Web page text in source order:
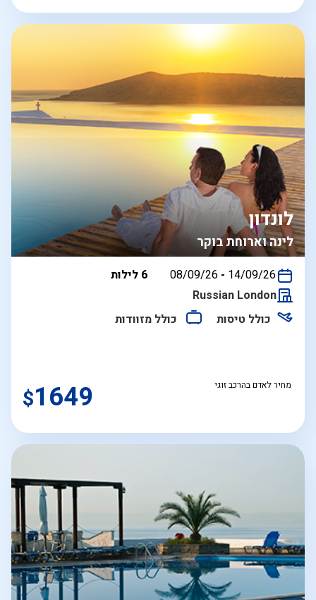
לינה וארוחת בוקר
לונדון
בין
08/09/26 - 14/09/26
6 לילות
Russian London
כולל טיסות
כולל מזוודות
מחיר לאדם בהרכב זוגי $1649